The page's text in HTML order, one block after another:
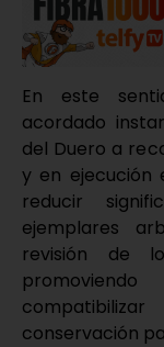
En este
acordado
del Duero a
y en ejecución
reducir
ejemplares
revisión de
conservación